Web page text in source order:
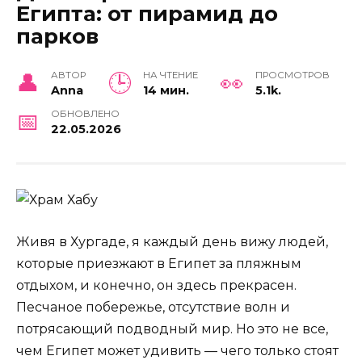
Египта: от пирамид до
парков
АВТОР
Anna
НА ЧТЕНИЕ
14 мин.
ПРОСМОТРОВ
5.1k.
ОБНОВЛЕНО
22.05.2026
Живя в Хургаде, я каждый день вижу людей,
которые приезжают в Египет за пляжным
отдыхом, и конечно, он здесь прекрасен.
Песчаное побережье, отсутствие волн и
потрясающий подводный мир. Но это не все,
чем Египет может удивить — чего только стоят